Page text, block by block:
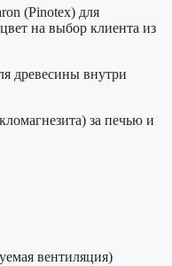
(Pinotex) для
на выбор клиента из
древесины внутри
за печью и
вентиляция)